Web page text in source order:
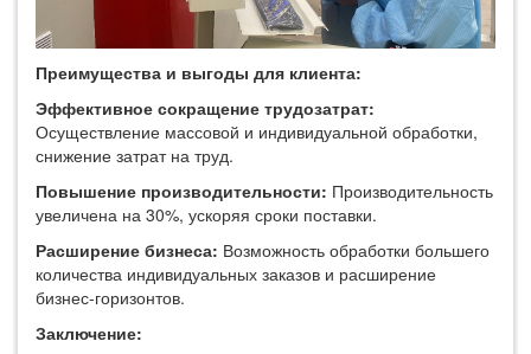
Преимущества и выгоды для клиента:
Эффективное сокращение трудозатрат:
Осуществление массовой и индивидуальной обработки,
снижение затрат на труд.
Повышение производительности: Производительность
увеличена на 30%, ускоряя сроки поставки.
Расширение бизнеса: Возможность обработки большего
количества индивидуальных заказов и расширение
бизнес-горизонтов.
Заключение: